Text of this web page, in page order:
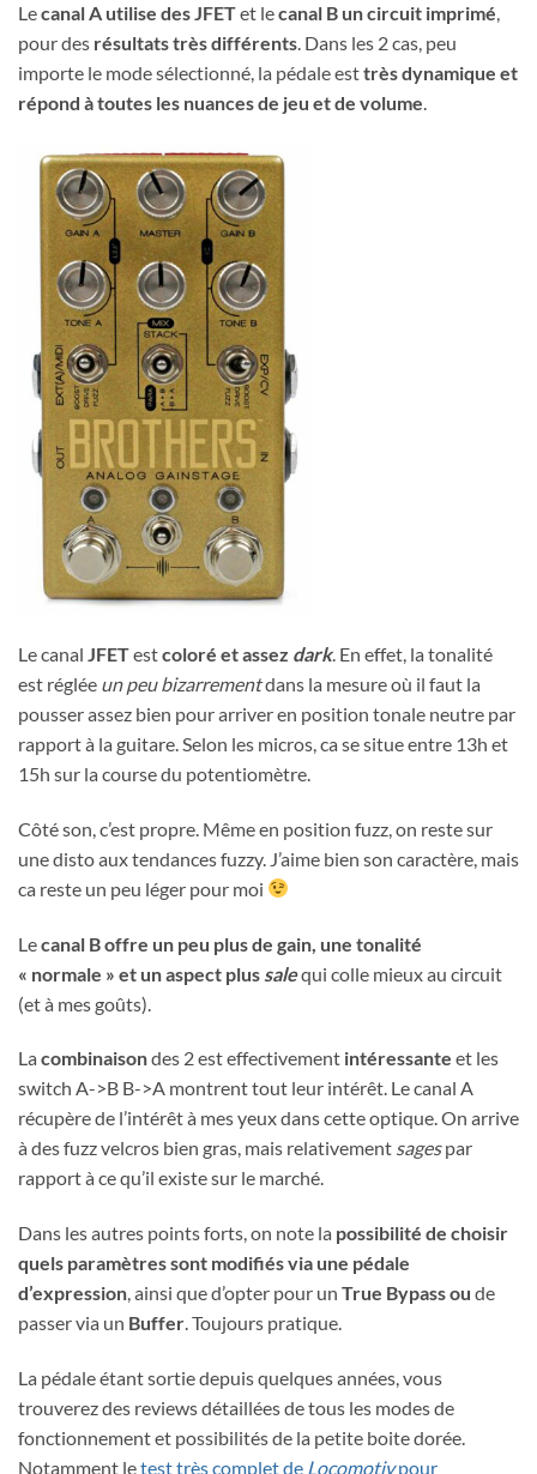
Lecanal A utilise des JFETet lecanal B un circuit imprimé,
pour des résultats très différents. Dans les 2 cas, peu
importe le mode sélectionné, la pédale esttrès dynamique et
répond à toutes les nuances de jeu et de volume.
Le canal JFETestcoloré et assez dark. En effet, la tonalité
est réglée un peu bizarrementdans la mesure où il faut la
pousser assez bien pour arriver en position tonale neutre par
rapport à la guitare. Selon les micros, ca se situe entre 13h et
15h sur la course du potentiomètre.
Côté son, c’est propre. Même en position fuzz, on reste sur
une disto aux tendances fuzzy. J’aime bien son caractère, mais
ca reste un peu léger pour moi
Lecanal B offre un peu plus de gain, une tonalité
« normale » et un aspect plus salequi colle mieux au circuit
(et à mes goûts).
La combinaisondes 2 est effectivement intéressante et les
switch A->B B->A montrent tout leur intérêt. Le canal A
récupère de l’intérêt à mes yeux dans cette optique. On arrive
à des fuzz velcros bien gras, mais relativement sagespar
rapport à ce qu’il existe sur le marché.
Dans les autres points forts, on note la possibilité de choisir
quels paramètres sont modifiés via une pédale
d’expression, ainsi que d’opter pour un True Bypass ou de
passer via un Buffer. Toujours pratique.
La pédale étant sortie depuis quelques années, vous
trouverez des reviews détaillées de tous les modes de
fonctionnement et possibilités de la petite boite dorée.
Notamment letest très complet de Locomotivpour